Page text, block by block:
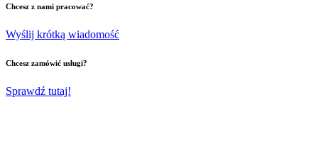
Chcesz z nami pracować?
Wyślij krótką wiadomość
Chcesz zamówić usługi?
Sprawdź tutaj!